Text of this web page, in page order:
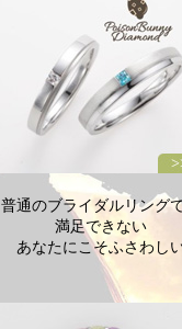
普通のブライダルリング
満足できない
あなたにこそふさわし